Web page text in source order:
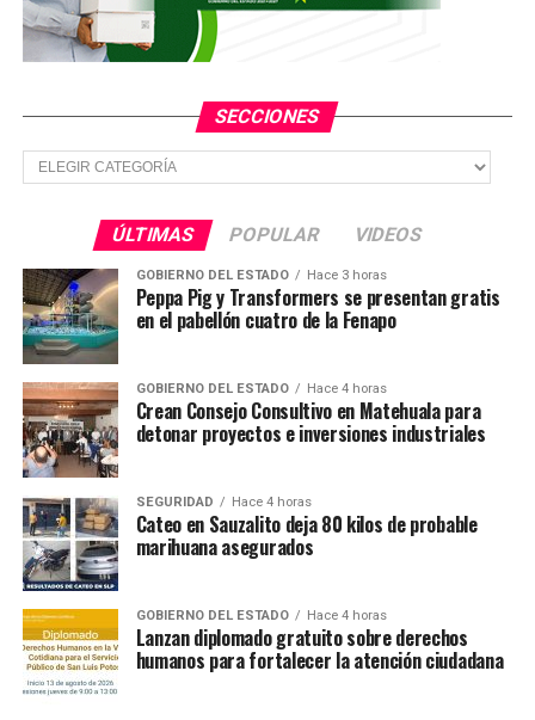
si hacía público lo ocurrido, además de asegurarle que
lastimaría a sus hijos.
iniciando de esta manera las indagaciones con las que se
integró la carpeta de investigación; el hombre fue
conducido a esta audiencia por medio de un citatorio
TEMAS RELACIONADOS
YA VIENE
¿Bajó o subió? Así va la incidencia delictiva en la capital
potosina
NO TE PIERDAS
Capturan a sujeto con 20 bolsas de marihuana
SECCIONES
Secciones
ÚLTIMAS POPULAR VIDEOS
GOBIERNO DEL ESTADO Hace 3 horas
Peppa Pig y Transformers se presentan gratis
en el pabellón cuatro de la Fenapo
GOBIERNO DEL ESTADO Hace 4 horas
Crean Consejo Consultivo en Matehuala para
detonar proyectos e inversiones industriales
SEGURIDAD Hace 4 horas
Cateo en Sauzalito deja 80 kilos de probable
marihuana asegurados
GOBIERNO DEL ESTADO Hace 4 horas
Lanzan diplomado gratuito sobre derechos
humanos para fortalecer la atención ciudadana